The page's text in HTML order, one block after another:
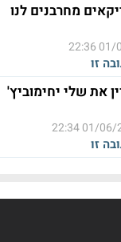
מחרבנים לנו
01/
זו
את שלי יחימוביץ'
01/06/
זו